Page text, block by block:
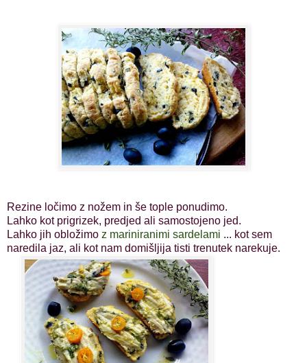
Rezine ločimo z nožem in še tople ponudimo.
Lahko kot prigrizek, predjed ali samostojeno jed.
Lahko jih obložimo z mariniranimi sardelami ... kot sem
naredila jaz, ali kot nam domišljija tisti trenutek narekuje.